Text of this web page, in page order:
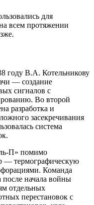
для
всем протяжении
году В.А. Котельникову
— создание
сигналов с
Во второй
разработка и
засекречивания
система
П» помимо
— термографическую
Команда
после начала войны
отдельных
перестановок с